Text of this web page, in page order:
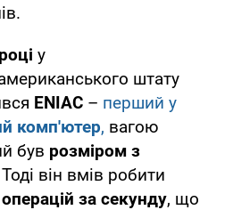
році у
штату
ENIAC – перший у
комп'ютер, вагою
був розміром з
він вмів робити
за секунду, що